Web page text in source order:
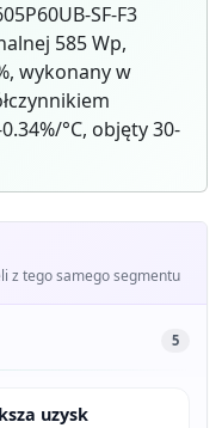
SF-F3
585 Wp,
wykonany w
°C, objęty 30-
z tego samego segmentu
5
uzysk